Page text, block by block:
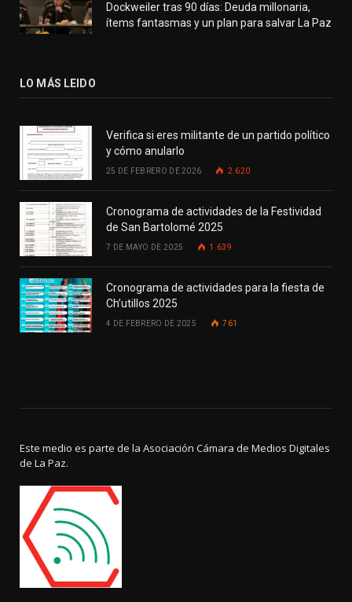
Dockweiler tras 90 días: Deuda millonaria,
ítems fantasmas y un plan para salvar La Paz
LO MÁS LEIDO
Verifica si eres militante de un partido político
y cómo anularlo
25 DE FEBRERO DE 2026 2.620
Cronograma de actividades de la Festividad
de San Bartolomé 2025
7 DE MAYO DE 2025 1.639
Cronograma de actividades para la fiesta de
Ch’utillos 2025
4 DE FEBRERO DE 2025 761
Este medio es parte de la Asociación Cámara de Medios Digitales
de La Paz.